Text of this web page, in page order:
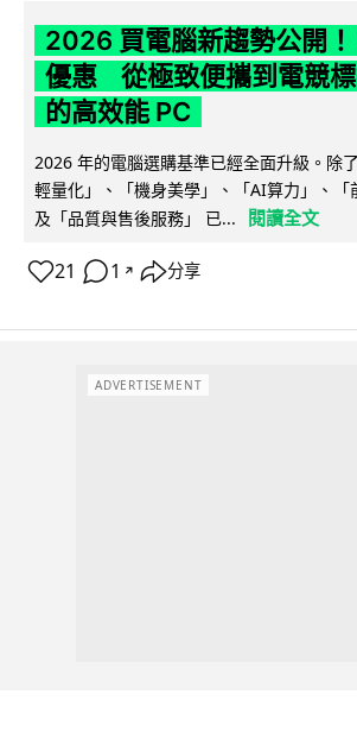
2026 買電腦新趨勢公開
優惠 從極致便攜到電競
的高效能 PC
2026 年的電腦選購基準已經全面升級。除
輕量化」、「機身美學」、「AI算力」、「
及「品質與售後服務」 已...
閱讀全文
21 1 ↗ 分享
ADVERTISEMENT